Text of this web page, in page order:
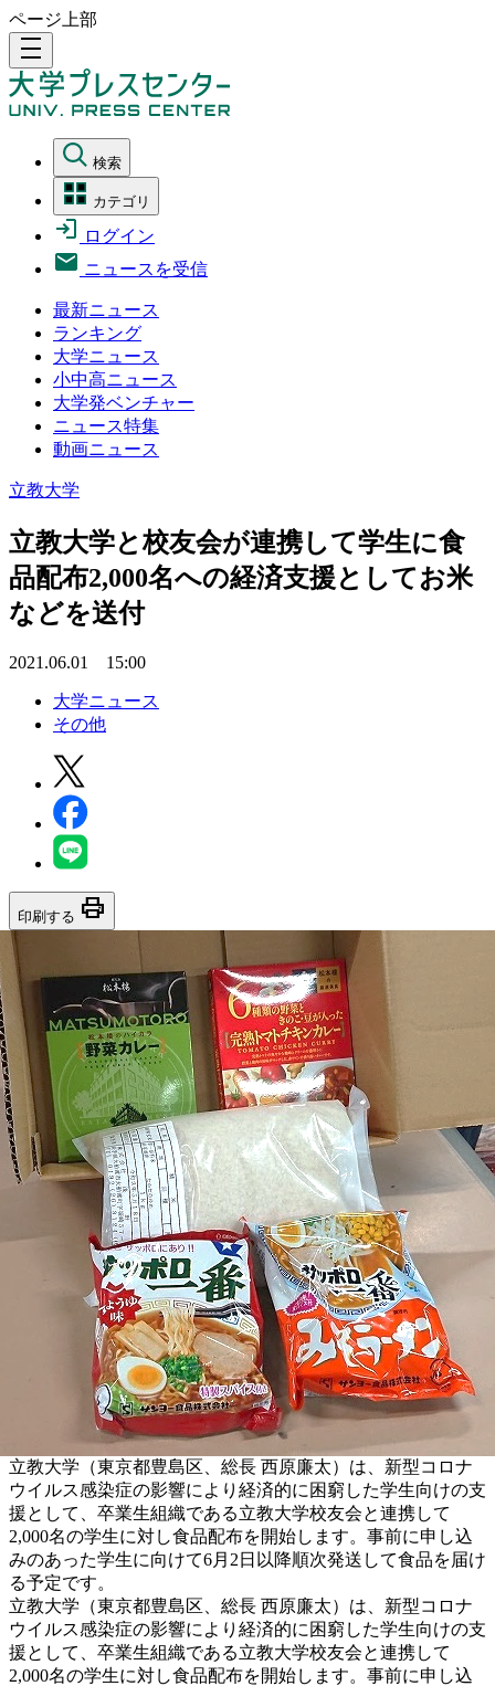
ページ上部
density_medium
検索
カテゴリ
ログイン
ニュースを受信
最新ニュース
ランキング
大学ニュース
小中高ニュース
大学発ベンチャー
ニュース特集
動画ニュース
立教大学
立教大学と校友会が連携して学生に食
品配布2,000名への経済支援としてお米
などを送付
2021.06.01 15:00
大学ニュース
その他
印刷する print
立教大学（東京都豊島区、総長 西原廉太）は、新型コロナ
ウイルス感染症の影響により経済的に困窮した学生向けの支
援として、卒業生組織である立教大学校友会と連携して
2,000名の学生に対し食品配布を開始します。事前に申し込
みのあった学生に向けて6月2日以降順次発送して食品を届け
る予定です。
立教大学（東京都豊島区、総長 西原廉太）は、新型コロナ
ウイルス感染症の影響により経済的に困窮した学生向けの支
援として、卒業生組織である立教大学校友会と連携して
2,000名の学生に対し食品配布を開始します。事前に申し込